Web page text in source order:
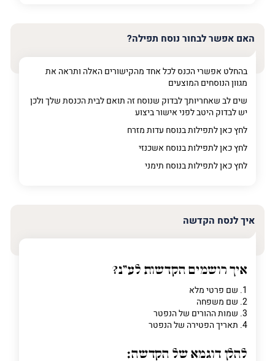
האם אפשר לבחור נוסח תפילה?
בהחלט אפשרי הכנס לכל אחד מהקישורים האלה ותראה את
מגוון הנוסחים המוצעים
שים לב שאחריותך לבדוק שנוסח זה תואם לבית הכנסת שלך ולכן
יש לבדוק היטב לפני אישור ביצוע
לחץ כאן לתפילות בנוסח עדות מזרח
לחץ כאן לתפילות בנוסח אשכנזי
לחץ כאן לתפילות בנוסח תימני
איך לנסח הקדשה
איך רושמים הקדשות לע"נ?
1. שם פרטי מלא
2. שם משפחה
3. שמות ההורים של הנפטר
4. תאריך הפטירה של הנפטר
להלן דוגמא של הקדשה: